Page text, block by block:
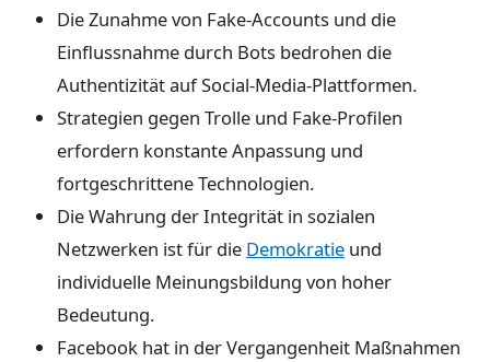
Die Zunahme von Fake-Accounts und die
Einflussnahme durch Bots bedrohen die
Authentizität auf Social-Media-Plattformen.
Strategien gegen Trolle und Fake-Profilen
erfordern konstante Anpassung und
fortgeschrittene Technologien.
Die Wahrung der Integrität in sozialen
Netzwerken ist für die Demokratie und
individuelle Meinungsbildung von hoher
Bedeutung.
Facebook hat in der Vergangenheit Maßnahmen